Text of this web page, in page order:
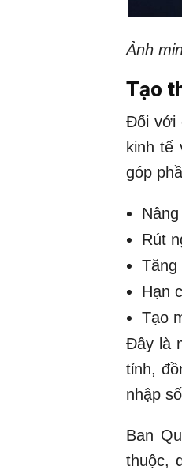
Ảnh
Tạo
Đối với
kinh tế
góp
Rút
Hạn
Tạo
Đây là
tỉnh,
nhập
Ban
thuộc,